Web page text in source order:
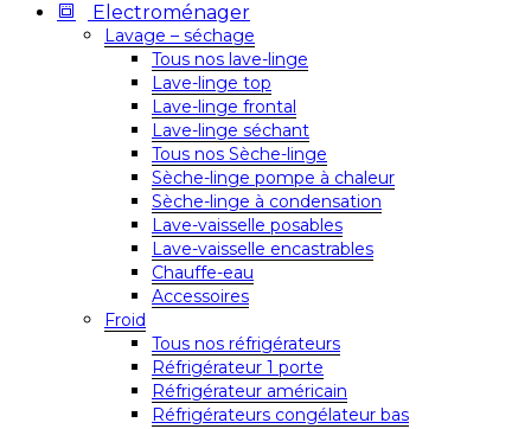
Electroménager
Lavage – séchage
Tous nos lave-linge
Lave-linge top
Lave-linge frontal
Lave-linge séchant
Tous nos Sèche-linge
Sèche-linge pompe à chaleur
Sèche-linge à condensation
Lave-vaisselle posables
Lave-vaisselle encastrables
Chauffe-eau
Accessoires
Froid
Tous nos réfrigérateurs
Réfrigérateur 1 porte
Réfrigérateur américain
Réfrigérateurs congélateur bas